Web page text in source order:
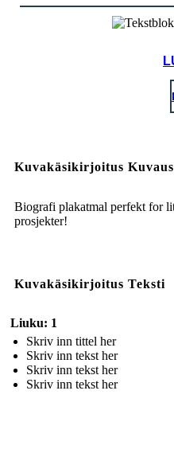
Kuvakäsikirjoitus Kuvaus
Biografi plakatmal perfekt for
prosjekter!
Kuvakäsikirjoitus Teksti
Liuku: 1
Skriv inn tittel her
Skriv inn tekst her
Skriv inn tekst her
Skriv inn tekst her